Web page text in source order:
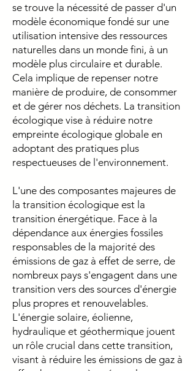
se trouve la nécessité de passer d'un
modèle économique fondé sur une
utilisation intensive des ressources
naturelles dans un monde fini, à un
modèle plus circulaire et durable.
Cela implique de repenser notre
manière de produire, de consommer
et de gérer nos déchets. La transition
écologique vise à réduire notre
empreinte écologique globale en
adoptant des pratiques plus
respectueuses de l'environnement.
L'une des composantes majeures de
la transition écologique est la
transition énergétique. Face à la
dépendance aux énergies fossiles
responsables de la majorité des
émissions de gaz à effet de serre, de
nombreux pays s'engagent dans une
transition vers des sources d'énergie
plus propres et renouvelables.
L'énergie solaire, éolienne,
hydraulique et géothermique jouent
un rôle crucial dans cette transition,
visant à réduire les émissions de gaz à